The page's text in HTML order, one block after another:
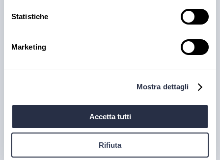
Statistiche
Marketing
Mostra dettagli
Accetta tutti
Rifiuta
Cantina Valle Isarco:
responsabilità e amore per il
Cantina Valle Isarco è sinonimo di eccellenza: i vini
bianchi di questa cantina sono tra i più ricercati
dell'Alto Adige grazie all'altissima qualità delle uve e
alla lavorazione accurata e meticolosa.
30 lug 2026